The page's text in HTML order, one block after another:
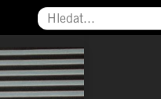
Hledat...